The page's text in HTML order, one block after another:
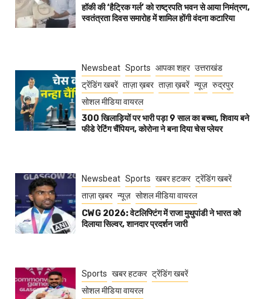
हॉकी की ‘हैट्रिक गर्ल’ को राष्ट्रपति भवन से आया निमंत्रण,
स्वतंत्रता दिवस समारोह में शामिल होंगी वंदना कटारिया
Newsbeat Sports आपका शहर उत्तराखंड
ट्रेंडिंग खबरें ताज़ा ख़बर ताज़ा ख़बरें न्यूज़ रुद्रपुर
सोशल मीडिया वायरल
300 खिलाड़ियों पर भारी पड़ा 9 साल का बच्चा, शिवाय बने
फीडे रेटिंग चैंपियन, कोरोना ने बना दिया चेस प्लेयर
Newsbeat Sports खबर हटकर ट्रेंडिंग खबरें
ताज़ा ख़बर न्यूज़ सोशल मीडिया वायरल
CWG 2026: वेटलिफ्टिंग में राजा मुथुपांडी ने भारत को
दिलाया सिल्वर, शानदार प्रदर्शन जारी
Sports खबर हटकर ट्रेंडिंग खबरें
सोशल मीडिया वायरल